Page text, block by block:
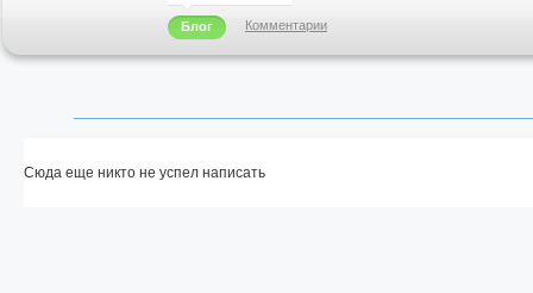
Блог Комментарии
Сюда еще никто не успел написать